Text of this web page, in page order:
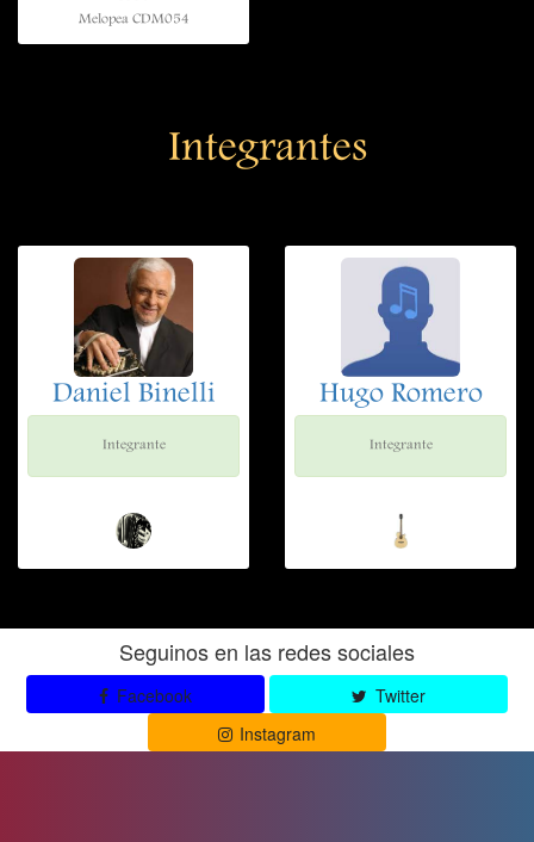
Melopea CDM054
Integrantes
Daniel Binelli
Integrante
Hugo Romero
Integrante
Seguinos en las redes sociales
Facebook
Twitter
Instagram